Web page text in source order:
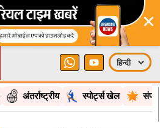
×
अंतर्राष्ट्रीय स्पोर्ट्स खेल